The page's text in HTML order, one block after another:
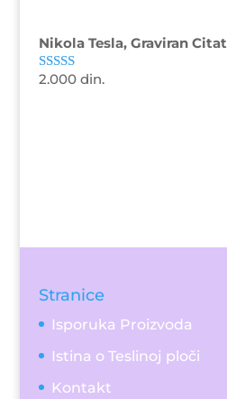
Nikola Tesla, Graviran Citat
Ocenjeno sa
2.000 din.
Stranice
Isporuka Proizvoda
Istina o Teslinoj ploči
Kontakt